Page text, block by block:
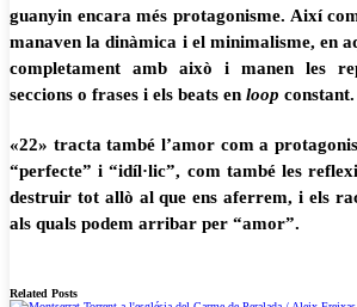
guanyin encara més protagonisme. Així
manaven la dinàmica i el minimalisme, en
completament amb això i manen les
seccions o frases i els beats en loop constant.
«22» tracta també l’amor com a
“perfecte” i “idíl·lic”, com també les
destruir tot allò al que ens aferrem, i els
als quals podem arribar per “amor”.
Related Posts